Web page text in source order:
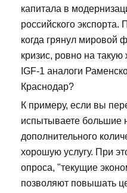
капитала в
российского экспорта.
когда грянул мировой
кризис, ровно на
IGF-1 аналоги
Краснодар?
К примеру, если вы
испытываете большие
дополнительного
хорошую услугу. При
опроса, "текущие
позволяют повышать